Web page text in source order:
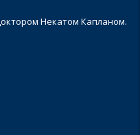
Некатом Капланом.